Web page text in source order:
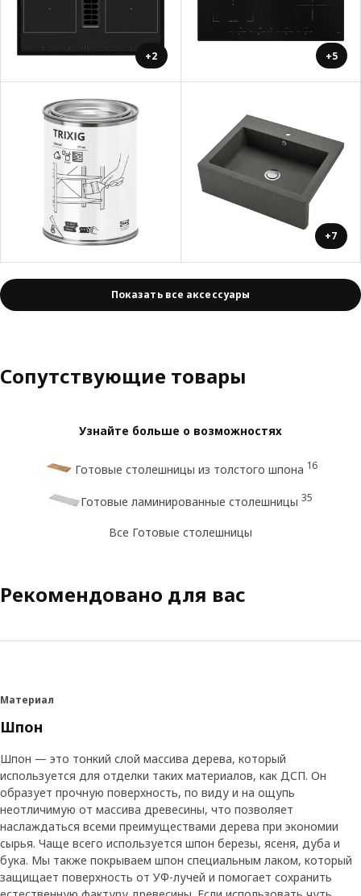
+2 +5
+7
Показать все аксессуары
Сопутствующие товары
Узнайте больше о возможностях
Готовые столешницы из толстого шпона 16
Готовые ламинированные столешницы 35
Все Готовые столешницы
Рекомендовано для вас
Материал
Шпон
Шпон — это тонкий слой массива дерева, который
используется для отделки таких материалов, как ДСП. Он
образует прочную поверхность, по виду и на ощупь
неотличимую от массива древесины, что позволяет
наслаждаться всеми преимуществами дерева при экономии
сырья. Чаще всего используется шпон березы, ясеня, дуба и
бука. Мы также покрываем шпон специальным лаком, который
защищает поверхность от УФ-лучей и помогает сохранить